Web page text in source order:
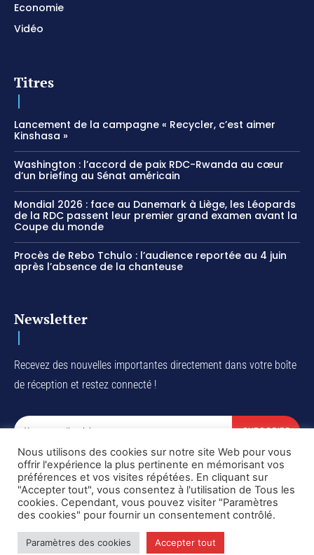
Economie
Vidéo
Titres
Lancement de la campagne « Recycler, c’est aimer
Kinshasa »
Washington : l’accord de paix RDC-Rwanda au cœur
d’un briefing au Sénat américain
Mondial 2026 : face au Danemark à Liège, les Léopards
de la RDC passent leur premier grand examen avant la
Coupe du monde
Procès de Rebo Tchulo : l’audience reportée au 4 juin
après l’absence de la chanteuse
Newsletter
Recevez des nouvelles importantes directement dans votre boîte
de réception et restez connecté !
SUBSCRIBE
I've read and accept thePrivacy Policy.
Copyright © DiaspoRDC. All rights reserved
Nous utilisons des cookies sur notre site Web pour vous
offrir l'expérience la plus pertinente en mémorisant vos
préférences et vos visites répétées. En cliquant sur
"Accepter tout", vous consentez à l'utilisation de Tous les
cookies. Cependant, vous pouvez visiter "Paramètres
des cookies" pour fournir un consentement contrôlé.
Paramètres des cookies Accepter tout